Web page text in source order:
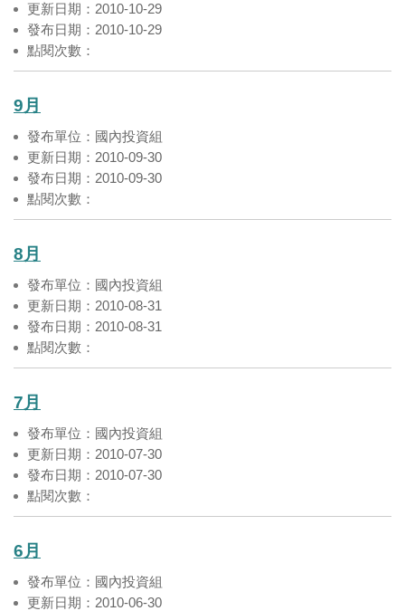
更新日期：2010-10-29
發布日期：2010-10-29
點閱次數：
9月
發布單位：國內投資組
更新日期：2010-09-30
發布日期：2010-09-30
點閱次數：
8月
發布單位：國內投資組
更新日期：2010-08-31
發布日期：2010-08-31
點閱次數：
7月
發布單位：國內投資組
更新日期：2010-07-30
發布日期：2010-07-30
點閱次數：
6月
發布單位：國內投資組
更新日期：2010-06-30